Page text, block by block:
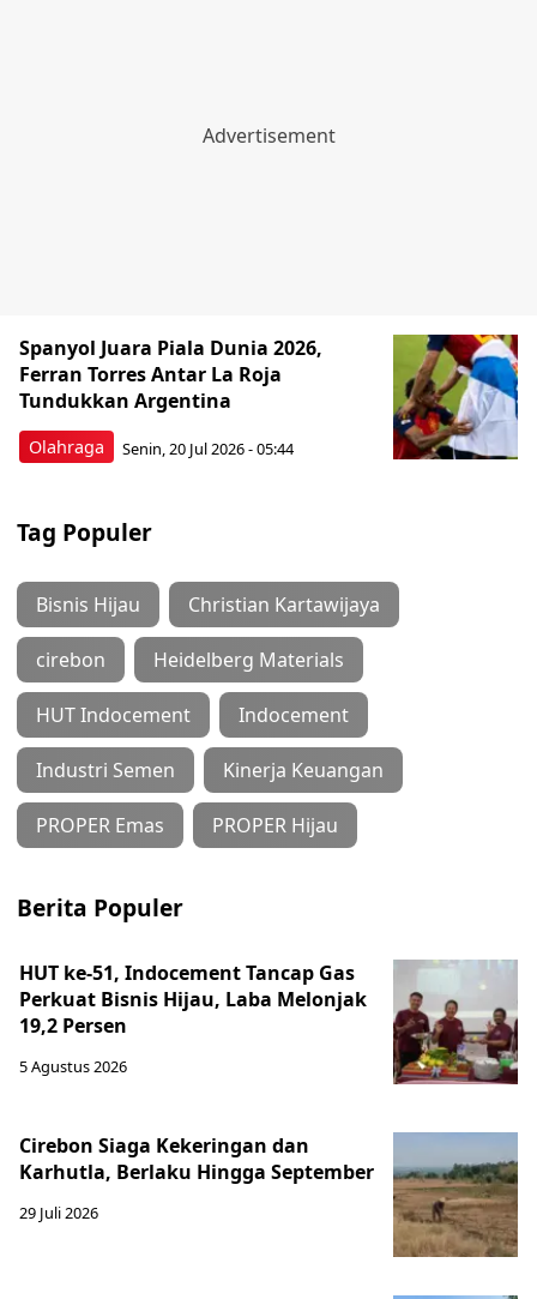
Olahraga
Spanyol Juara Piala Dunia 2026,
Ferran Torres Antar La Roja
Tundukkan Argentina
Senin, 20 Jul 2026 - 05:44
Tag Populer
Bisnis Hijau Christian Kartawijaya
cirebon Heidelberg Materials
HUT Indocement Indocement
Industri Semen Kinerja Keuangan
PROPER Emas PROPER Hijau
Berita Populer
HUT ke-51, Indocement Tancap Gas
Perkuat Bisnis Hijau, Laba Melonjak
19,2 Persen
5 Agustus 2026
Cirebon Siaga Kekeringan dan
Karhutla, Berlaku Hingga September
29 Juli 2026